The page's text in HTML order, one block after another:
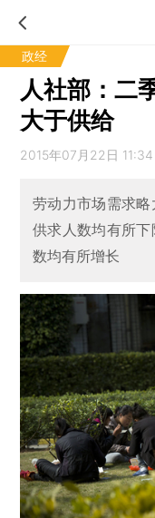
政经
人社部：二
大于供给
2015年07月22日 11:34
劳动力市场需求
供求人数均有所
数均有所增长